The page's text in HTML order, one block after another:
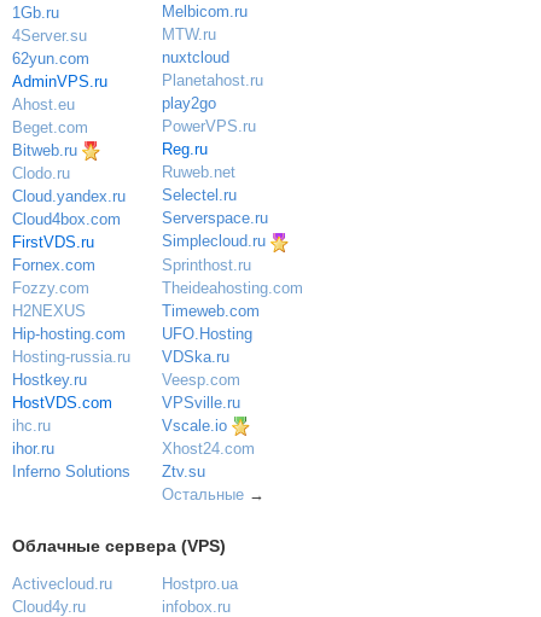
1Gb.ru
4Server.su
62yun.com
AdminVPS.ru
Ahost.eu
Beget.com
Bitweb.ru
Clodo.ru
Cloud.yandex.ru
Cloud4box.com
FirstVDS.ru
Fornex.com
Fozzy.com
H2NEXUS
Hip-hosting.com
Hosting-russia.ru
Hostkey.ru
HostVDS.com
ihc.ru
ihor.ru
Inferno Solutions
Melbicom.ru
MTW.ru
nuxtcloud
Planetahost.ru
play2go
PowerVPS.ru
Reg.ru
Ruweb.net
Selectel.ru
Serverspace.ru
Simplecloud.ru
Sprinthost.ru
Theideahosting.com
Timeweb.com
UFO.Hosting
VDSka.ru
Veesp.com
VPSville.ru
Vscale.io
Xhost24.com
Ztv.su
Остальные→
Облачные сервера (VPS)
Activecloud.ru
Cloud4y.ru
Hostpro.ua
infobox.ru